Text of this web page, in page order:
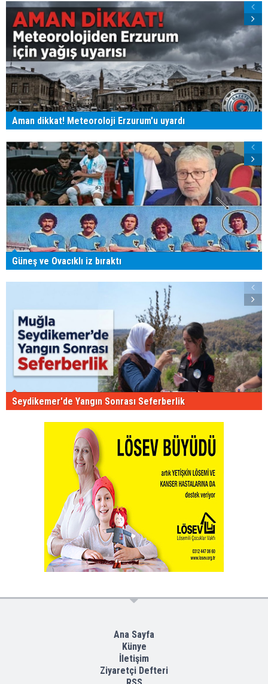
Aman dikkat! Meteoroloji Erzurum'u uyardı
Güneş ve Ovacıklı iz bıraktı
Seydikemer'de Yangın Sonrası Seferberlik
Ana Sayfa
Künye
İletişim
Ziyaretçi Defteri